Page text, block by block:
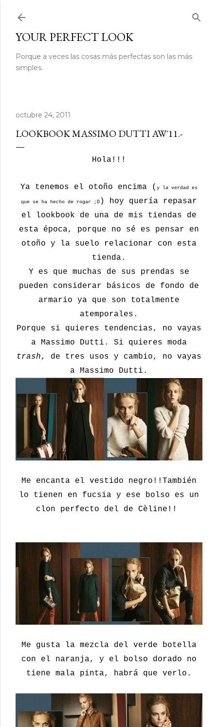
YOUR PERFECT LOOK
Porque a veces las cosas más perfectas son las más
simples.
octubre 24, 2011
LOOKBOOK MASSIMO DUTTI AW´11.-
Hola!!!
Ya tenemos el otoño encima ( y la verdad es
que se ha hecho de rogar ;D ) hoy quería repasar
el lookbook de una de mis tiendas de
esta época, porque no sé es pensar en
otoño y la suelo relacionar con esta
tienda.
Y es que muchas de sus prendas se
pueden considerar básicos de fondo de
armario ya que son totalmente
atemporales.
Porque si quieres tendencias, no vayas
a Massimo Dutti. Si quieres moda
trash, de tres usos y cambio, no vayas
a Massimo Dutti.
Me encanta el vestido negro!!También
lo tienen en fucsia y ese bolso es un
clon perfecto del de Cèline!!
Me gusta la mezcla del verde botella
con el naranja, y el bolso dorado no
tiene mala pinta, habrá que verlo.